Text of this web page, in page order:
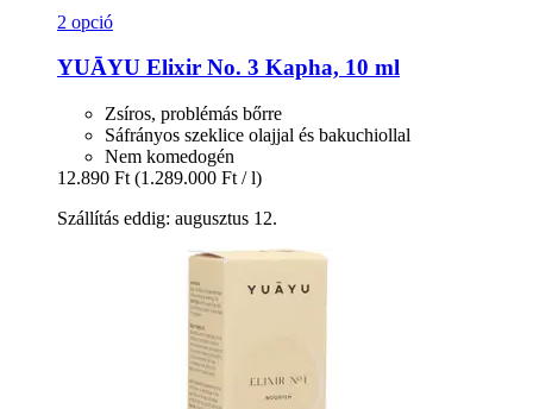
2 opció
YUĀYU Elixir No. 3 Kapha, 10 ml
Zsíros, problémás bőrre
Sáfrányos szeklice olajjal és bakuchiollal
Nem komedogén
12.890 Ft (1.289.000 Ft / l)
Szállítás eddig: augusztus 12.